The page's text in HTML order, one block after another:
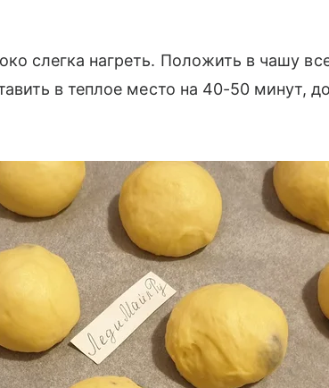
слегка нагреть. Положить в чашу
в теплое место на 40-50 минут,